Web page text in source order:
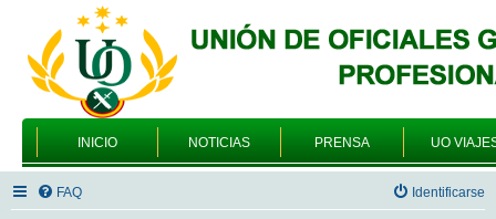
INICIO NOTICIAS PRENSA UO
FAQ Identificarse